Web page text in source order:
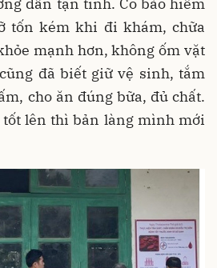
tốn kém khi đi khám, chữa
mạnh hơn, không ốm vặt
đã biết giữ vệ sinh, tắm
cho ăn đúng bữa, đủ chất.
tốt lên thì bản làng mình mới